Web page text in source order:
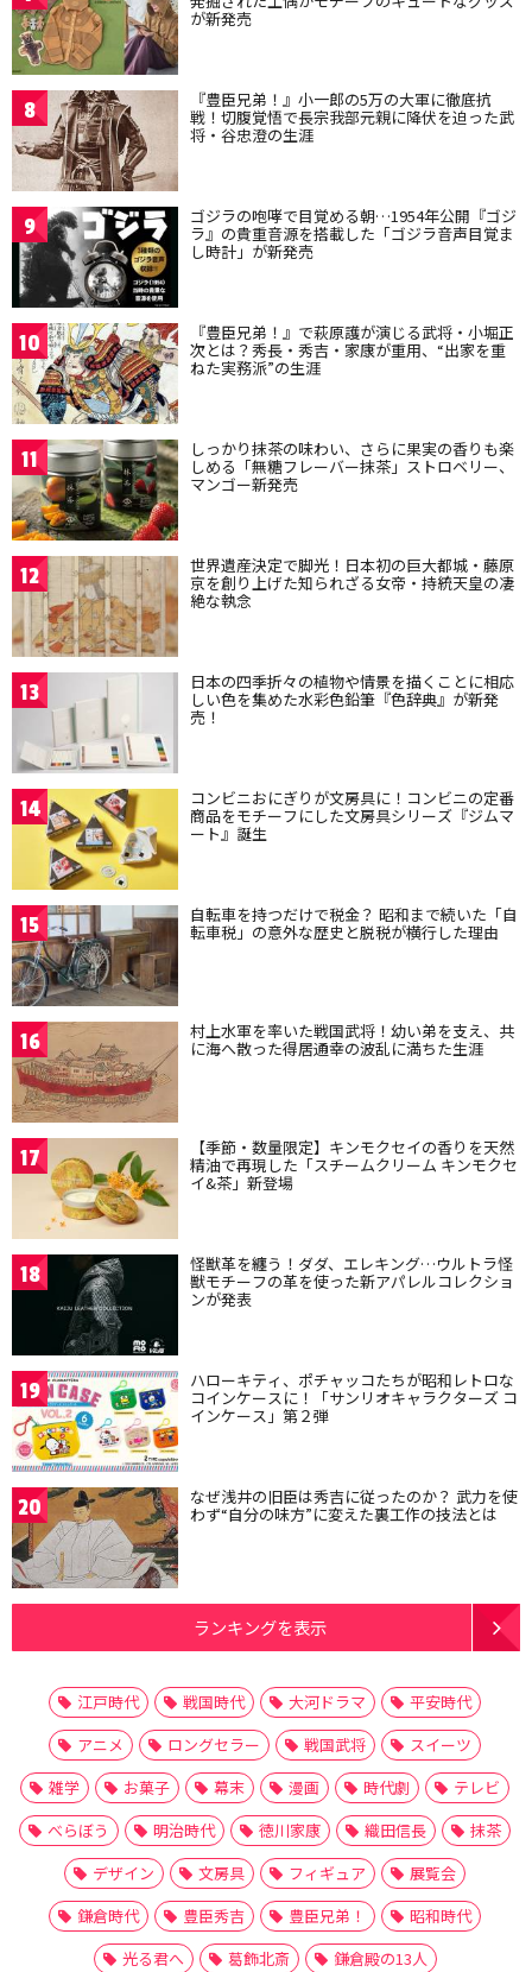
が新発売
8 『豊臣兄弟！』小一郎の5万の大軍に徹底抗
戦！切腹覚悟で長宗我部元親に降伏を迫った武
将・谷忠澄の生涯
9 ゴジラの咆哮で目覚める朝…1954年公開『ゴジ
ラ』の貴重音源を搭載した「ゴジラ音声目覚ま
し時計」が新発売
10 『豊臣兄弟！』で萩原護が演じる武将・小堀正
次とは？秀長・秀吉・家康が重用、“出家を重
ねた実務派”の生涯
11 しっかり抹茶の味わい、さらに果実の香りも楽
しめる「無糖フレーバー抹茶」ストロベリー、
マンゴー新発売
12 世界遺産決定で脚光！日本初の巨大都城・藤原
京を創り上げた知られざる女帝・持統天皇の凄
絶な執念
13 日本の四季折々の植物や情景を描くことに相応
しい色を集めた水彩色鉛筆『色辞典』が新発
売！
14 コンビニおにぎりが文房具に！コンビニの定番
商品をモチーフにした文房具シリーズ『ジムマ
ート』誕生
15 自転車を持つだけで税金？ 昭和まで続いた「自
転車税」の意外な歴史と脱税が横行した理由
16 村上水軍を率いた戦国武将！幼い弟を支え、共
に海へ散った得居通幸の波乱に満ちた生涯
17 【季節・数量限定】キンモクセイの香りを天然
精油で再現した「スチームクリーム キンモクセ
イ&茶」新登場
18 怪獣革を纏う！ダダ、エレキング…ウルトラ怪
獣モチーフの革を使った新アパレルコレクショ
ンが発表
19 ハローキティ、ポチャッコたちが昭和レトロな
コインケースに！「サンリオキャラクターズ コ
インケース」第２弾
20 なぜ浅井の旧臣は秀吉に従ったのか？ 武力を使
わず“自分の味方”に変えた裏工作の技法とは
ランキングを表示
江戸時代 戦国時代 大河ドラマ
平安時代
アニメ
ロングセラー 戦国武将
スイーツ
雑学
お菓子 幕末 漫画 時代劇
テレビ
べらぼう
明治時代 徳川家康 織田信長
抹茶
デザイン
文房具 フィギュア
展覧会
鎌倉時代
豊臣秀吉 豊臣兄弟！
昭和時代
光る君へ
葛飾北斎 鎌倉殿の13人